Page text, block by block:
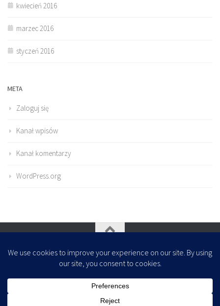
kwiecień 2016
marzec 2016
styczeń 2016
META
Zaloguj się
Kanał wpisów
Kanał komentarzy
WordPress.org
- Zaprojektowany z